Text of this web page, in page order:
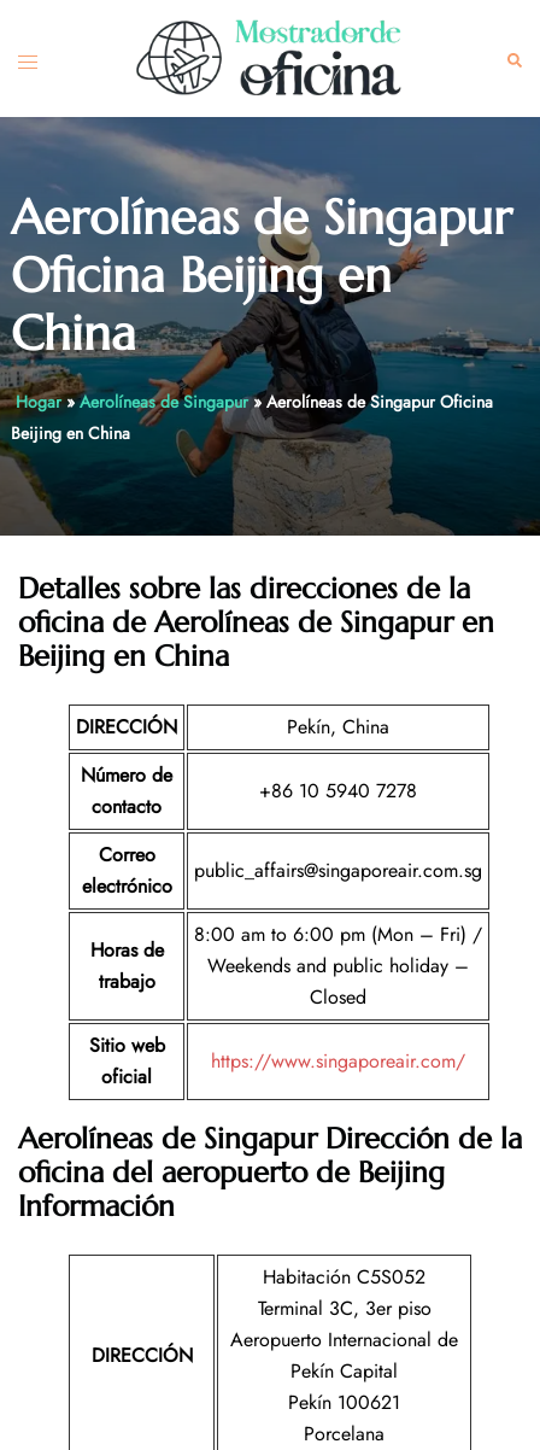
content
Toggle
Aerolíneas de Singapur
Oficina Beijing en
China
Hogar»Aerolíneas de Singapur»Aerolíneas de Singapur Oficina
Beijing en China
Detalles sobre las direcciones de la
oficina de Aerolíneas de Singapur en
Beijing en China
DIRECCIÓN
Pekín, China
Número de
contacto
+86 10 5940 7278
Correo
electrónico
public_affairs@singaporeair.com.sg
Horas de
trabajo
8:00 am to 6:00 pm (Mon – Fri) /
Weekends and public holiday –
Closed
Sitio web
oficial
https://www.singaporeair.com/
Aerolíneas de Singapur Dirección de la
oficina del aeropuerto de Beijing
Información
DIRECCIÓN
Habitación C5S052
Terminal 3C, 3er piso
Aeropuerto Internacional de
Pekín Capital
Pekín 100621
Porcelana